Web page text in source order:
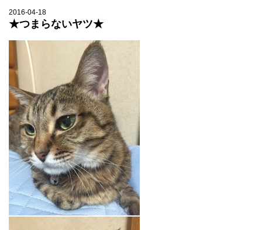
2016-04-18
★つまらないヤツ★